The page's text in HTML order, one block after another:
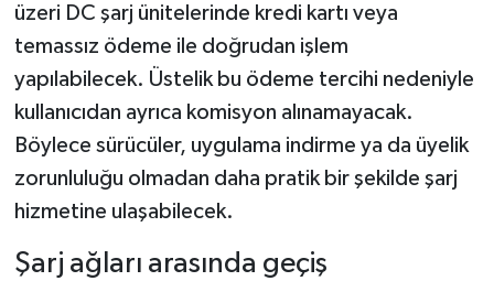
üzeri DC şarj ünitelerinde kredi kartı veya
temassız ödeme ile doğrudan işlem
yapılabilecek. Üstelik bu ödeme tercihi nedeniyle
kullanıcıdan ayrıca komisyon alınamayacak.
Böylece sürücüler, uygulama indirme ya da üyelik
zorunluluğu olmadan daha pratik bir şekilde şarj
hizmetine ulaşabilecek.
Şarj ağları arasında geçiş